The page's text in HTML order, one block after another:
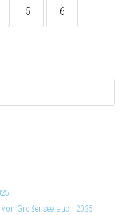
5 6
Großensee auch 2025